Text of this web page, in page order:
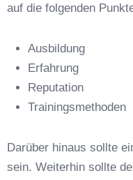
auf die folgenden
Ausbildung
Erfahrung
Reputation
Trainingsmethoden
Darüber hinaus sollte
sein. Weiterhin sollte